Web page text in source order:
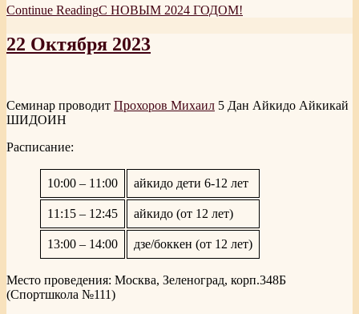
Continue ReadingС НОВЫМ 2024 ГОДОМ!
22 Октября 2023
Семинар проводит Прохоров Михаил 5 Дан Айкидо Айкикай
ШИДОИН
Расписание:
10:00 – 11:00 айкидо дети 6-12 лет
11:15 – 12:45 айкидо (от 12 лет)
13:00 – 14:00 дзе/боккен (от 12 лет)
Место проведения: Москва, Зеленоград, корп.348Б
(Спортшкола №111)